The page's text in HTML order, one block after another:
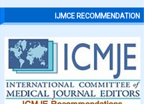
IJMCE RECOMMENDATION